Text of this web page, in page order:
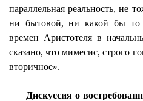
параллельная реальность, не
ни бытовой,ни какой бы то
времен Аристотеля в
сказано, чтомимесис, строго
вторичное».
Дискуссия о